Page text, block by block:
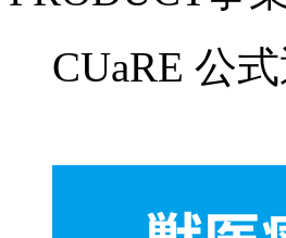
CUaRE 公